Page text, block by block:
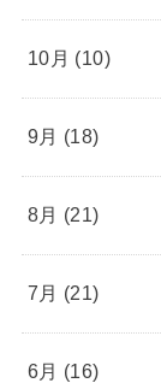
10月 (10)
9月 (18)
8月 (21)
7月 (21)
6月 (16)